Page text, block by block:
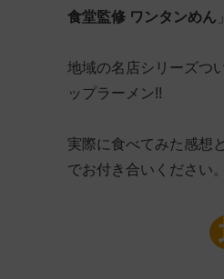
食堂監修 ワンタンめん
地域の名店シリーズつ
ップラーメン!!
実際に食べてみた感想
でお付き合いください。